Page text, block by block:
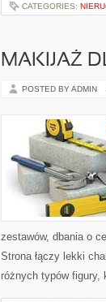
CATEGORIES:
MAKIJAŻ
POSTED BY ADMIN
zestawów, dbania o
Strona łączy lekki
różnych typów